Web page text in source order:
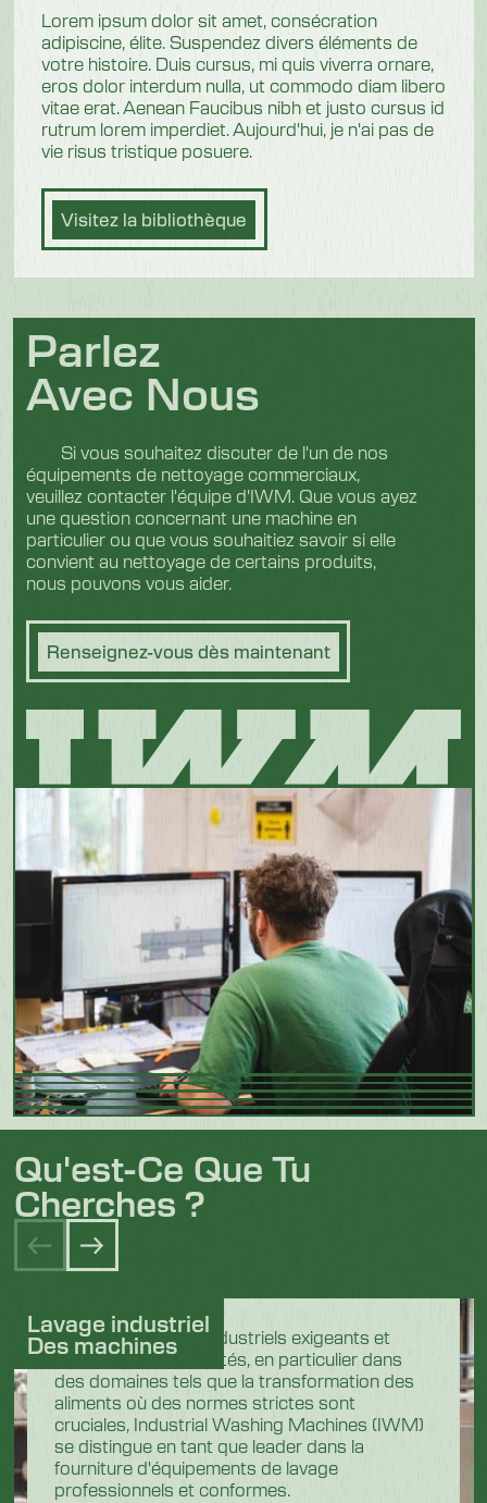
Lorem ipsum dolor sit amet, consécration
adipiscine, élite. Suspendez divers éléments de
votre histoire. Duis cursus, mi quis viverra ornare,
eros dolor interdum nulla, ut commodo diam libero
vitae erat. Aenean Faucibus nibh et justo cursus id
rutrum lorem imperdiet. Aujourd'hui, je n'ai pas de
vie risus tristique posuere.
Visitez la bibliothèque
Parlez
Avec Nous
Si vous souhaitez discuter de l'un de nos
équipements de nettoyage commerciaux,
veuillez contacter l'équipe d'IWM. Que vous ayez
une question concernant une machine en
particulier ou que vous souhaitiez savoir si elle
convient au nettoyage de certains produits,
nous pouvons vous aider.
Renseignez-vous dès maintenant
Qu'est-Ce Que Tu
Cherches ?
Dans les secteurs industriels exigeants et
hautement réglementés, en particulier dans
des domaines tels que la transformation des
aliments où des normes strictes sont
cruciales, Industrial Washing Machines (IWM)
se distingue en tant que leader dans la
fourniture d'équipements de lavage
professionnels et conformes.
Lavage industriel
Des machines